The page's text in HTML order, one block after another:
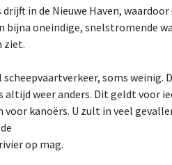
in de Nieuwe Haven,
bijna oneindige, snelstromende
ziet.
scheepvaartverkeer, soms
altijd weer anders. Dit geldt voor
voor kanoërs. U zult in veel
op mag.